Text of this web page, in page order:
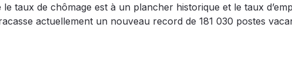
taux de chômage est à un plancher historique et le taux
actuellement un nouveau record de 181 030 postes